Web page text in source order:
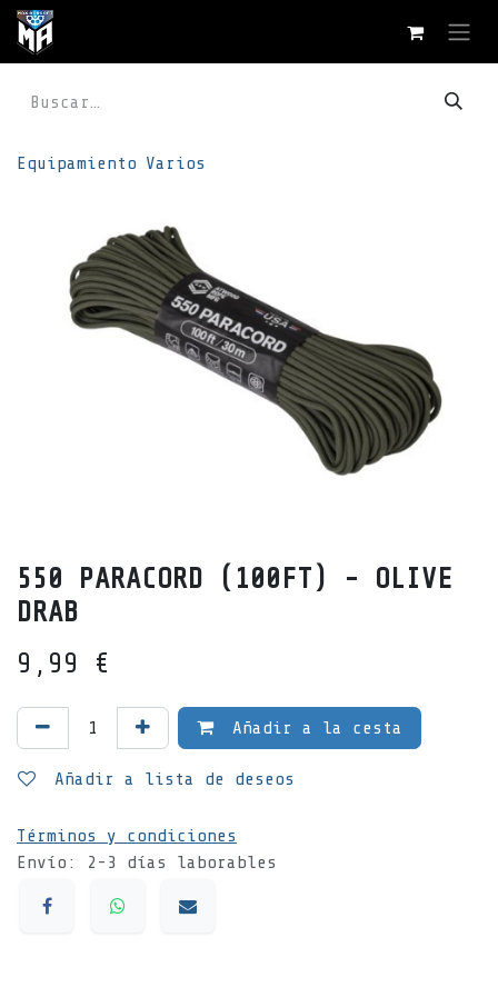
Ir al contenido
Equipamiento Varios
550 PARACORD (100FT) - OLIVE
DRAB
9,99
€
Añadir a la cesta
Añadir a lista de deseos
Términos y condiciones
Envío: 2-3 días laborables